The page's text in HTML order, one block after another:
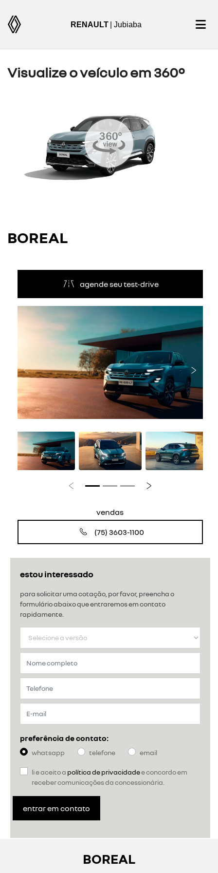
RENAULT | Jubiaba
Visualize o veículo em 360°
BOREAL
agende seu test-drive
estou interessado
para solicitar uma cotação, por favor, preencha o
formulário abaixo que entraremos em contato
rapidamente.
preferência de contato:
whatsapp telefone email
li e aceito a política de privacidadee concordo em
receber comunicações da concessionária.
entrar em contato
Anterior
Anterior Próximo
vendas
(75) 3603-1100
BOREAL